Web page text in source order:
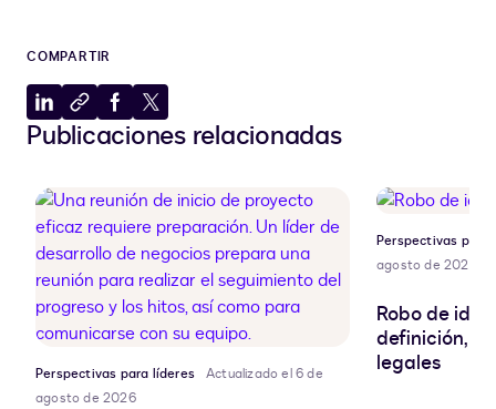
COMPARTIR
Compartir
en
Copiar
al
Compartir
en
Compartir
en
Publicaciones relacionadas
Perspectivas para líderes
Actualizado el 6 de
agosto de 2026
Perspectivas para
agosto de 2026
Robo de
definición,
legales